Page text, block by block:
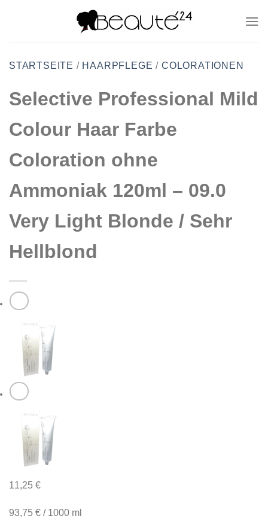
STARTSEITE / HAARPFLEGE / COLORATIONEN
Selective Professional Mild
Colour Haar Farbe
Coloration ohne
Ammoniak 120ml – 09.0
Very Light Blonde / Sehr
Hellblond
11,25 €
93,75 € / 1000 ml